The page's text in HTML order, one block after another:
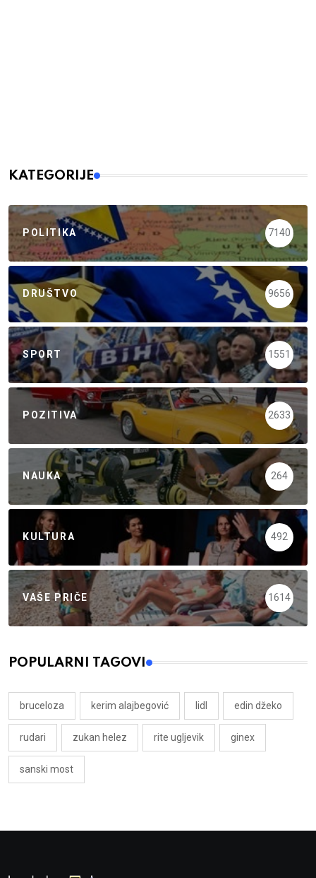
KATEGORIJE
POLITIKA 7140
DRUŠTVO 9656
SPORT 1551
POZITIVA 2633
NAUKA 264
KULTURA 492
VAŠE PRIČE 1614
POPULARNI TAGOVI
bruceloza kerim alajbegović lidl edin džeko
rudari zukan helez rite ugljevik ginex
sanski most